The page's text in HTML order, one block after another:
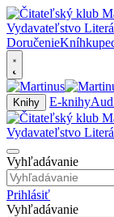
Doručenie
Knihy E-knihy
Vyhľadávanie
Prihlásiť
Vyhľadávanie